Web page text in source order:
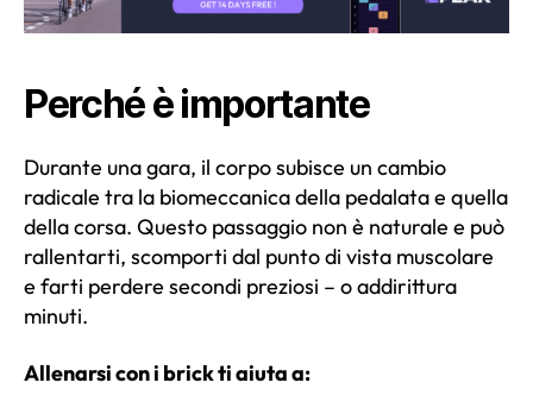
Perché è importante
Durante una gara, il corpo subisce un cambio
radicale tra la biomeccanica della pedalata e quella
della corsa. Questo passaggio non è naturale e può
rallentarti, scomporti dal punto di vista muscolare
e farti perdere secondi preziosi – o addirittura
minuti.
Allenarsi con i brick ti aiuta a: